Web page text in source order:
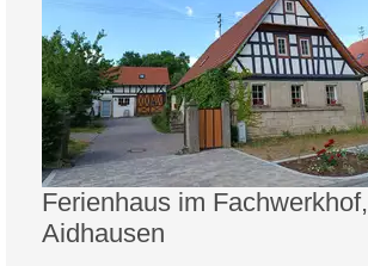
Ferienhaus im Fachwerkhof,
Aidhausen